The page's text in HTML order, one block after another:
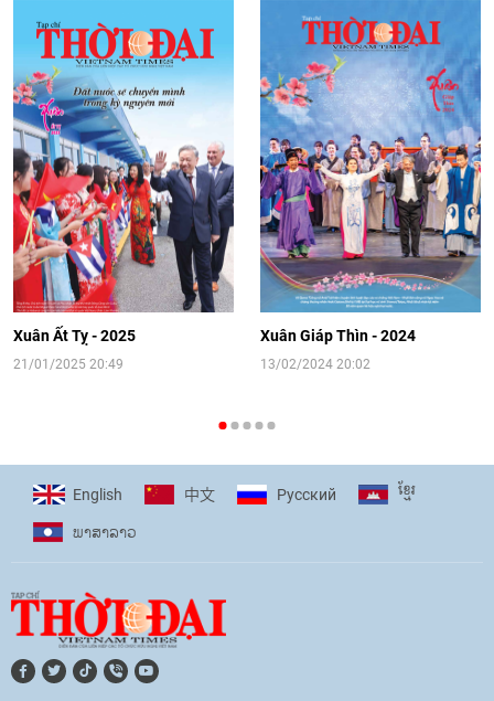
trọng tình cảm của nước Nga
08:02 | 13/06/2026
Video: Cơ hội giao lưu quốc tế cho học
sinh Việt Nam tại trại hè Artek
14:41|12/06/2026
[Video] Đối ngoại nhân dân Thủ đô
hướng tới kết nối hiệu quả nguồn lực
người Việt Nam ở nước ngoài
16:58|10/06/2026
phó với biến đổi khí hậu
17:07|09/06/2026
[Video] Lào dành ưu tiên hàng đầu cho
quan hệ với Việt Nam
11:01 |09/06/2026
Xuân Ất Tỵ - 2025
21/01/2025 20:49
Xuân Giáp Thìn - 2024
13/02/2024 20:02
English 中文 Pусский ខ្មែរ
ພາ​ສາ​ລາວ